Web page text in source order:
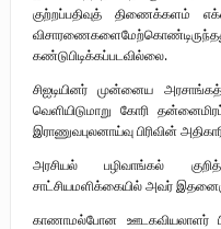
குற்றப்பதிவுத்
திணைக்களம்
விசாரணைகளை
கண்டுபிடிக்கப்படவில்லை.
சிஐடியினர் முன்னைய
வெளியிடுமாறு கோரி தன்னை
இராணுவபுலனாய்வுபிரிவின்
அரசியல்
பழிவாங்கல்
சாட்சியமளிக்கையில்அவர்இதனை
காணாமல்போன ஊடகவியலாளர்